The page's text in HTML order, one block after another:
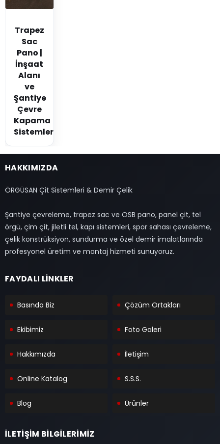
Trapez
Sac
Pano |
İnşaat
Alanı
ve
Şantiye
Çevre
Kapama
Sistemleri
HAKKIMIZDA
ÖRGÜSAN Çit Sistemleri & Demir Çelik
Şantiye çevreleme, trapez sac ve OSB pano, panel çit, tel
örgü, çim çit, jiletli tel, kapı sistemleri, spor sahası çevreleme,
çelik konstrüksiyon, sundurma ve özel demir imalatlarında
profesyonel üretim ve montaj hizmeti sunuyoruz.
FAYDALI LİNKLER
Basında Biz Çözüm Ortakları
Ekibimiz Foto Galeri
Hakkımızda İletişim
Online Katalog S.S.S.
Blog Ürünler
İLETİŞİM BİLGİLERİMİZ